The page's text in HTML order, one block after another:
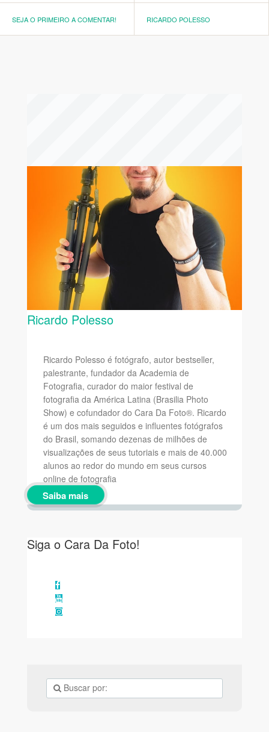
SEJA O PRIMEIRO A COMENTAR! RICARDO POLESSO
Ricardo Polesso
Ricardo Polesso é fotógrafo, autor bestseller,
palestrante, fundador da Academia de
Fotografia, curador do maior festival de
fotografia da América Latina (Brasilia Photo
Show) e cofundador do Cara Da Foto®. Ricardo
é um dos mais seguidos e influentes fotógrafos
do Brasil, somando dezenas de milhões de
visualizações de seus tutoriais e mais de 40.000
alunos ao redor do mundo em seus cursos
online de fotografia
Saiba mais
Siga o Cara Da Foto!
Facebook
YouTube
Instagram